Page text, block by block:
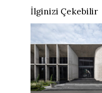
İlginizi Çekebilir